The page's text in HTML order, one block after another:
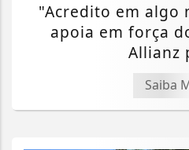
"Acredito em algo
apoia em força
Allianz
Saiba